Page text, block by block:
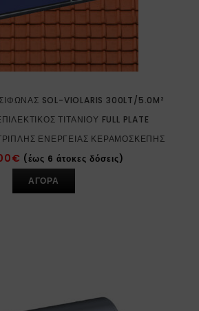
SOL-VIOLARIS 300LT/5.0M²
ΤΙΤΑΝΊΟΥ FULL PLATE
ΕΝΈΡΓΕΙΑΣ ΚΕΡΑΜΟΣΚΕΠΉΣ
€ (έως 6 άτοκες δόσεις)
ΑΓΟΡΑ